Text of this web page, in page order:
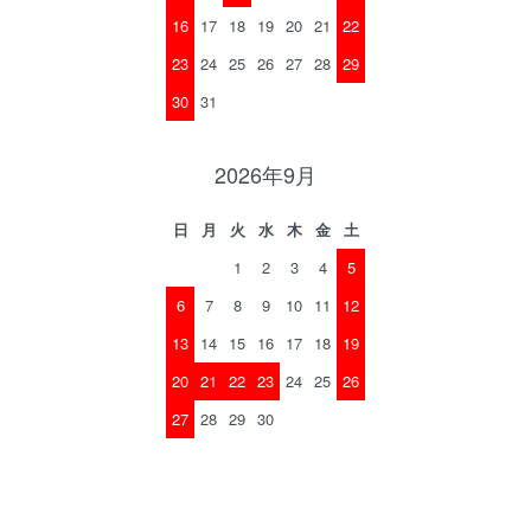
16 17 18 19 20 21
22
23 24 25 26 27 28 29
30 31
2026年9月
日 月 火 水 木 金
土
1
2 3 4
5
6
7 8 9 10 11
12
13 14 15 16 17 18 19
20 21 22 23 24 25 26
27 28 29 30